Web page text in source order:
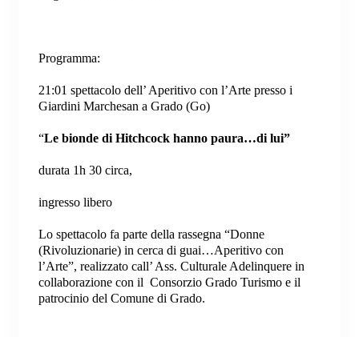
Programma:
21:01 spettacolo dell’ Aperitivo con l’Arte presso i
Giardini Marchesan a Grado (Go)
“Le bionde di Hitchcock hanno paura…di lui”
durata 1h 30 circa,
ingresso libero
Lo spettacolo fa parte della rassegna “Donne
(Rivoluzionarie) in cerca di guai…Aperitivo con
l’Arte”, realizzato call’ Ass. Culturale Adelinquere in
collaborazione con il Consorzio Grado Turismo e il
patrocinio del Comune di Grado.